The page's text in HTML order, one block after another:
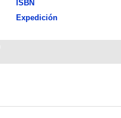
ISBN
Expedición